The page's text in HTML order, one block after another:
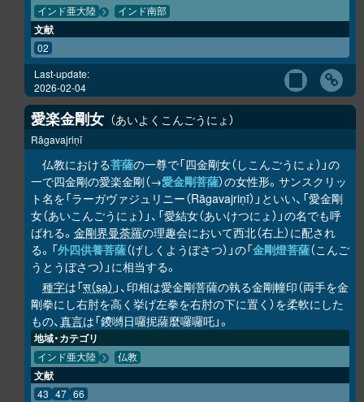
インド亜大陸 インド南部
文献
02
Last-update:
2026-02-04
愛楽金剛女 あいよくこんごうにょ
Rāgavajriṇī
仏教における菩薩の一尊で「四金剛女（しこんごうにょ）」の
一で四金剛の愛楽金剛（→愛金剛菩薩）の女性形。サンスクリッ
ト名を「ラーガヴァジュリニー（Rāgavajriṇī）」といい、「愛金剛
女（あいこんごうにょ）」、「愛結女（あいけつにょ）」の名でも呼
ばれる。 金剛界曼荼羅の理趣会において西北（右上）に配され
る。「外四供養菩薩（げしくようぼさつ）」の「金剛燈菩薩（こんご
うとうぼさつ）」に相当する。
種字は「स（sa） 」、印相は愛金剛菩薩の執る金剛幢印（両手を金
剛拳にし右肘を高く挙げ左拳を右肘の下に置く）を柔軟にした
もの、真言は「鑁嚩日囉抳薩麼囉囉吒」。
地域・カテゴリ
インド亜大陸 仏教
文献
43 47 66